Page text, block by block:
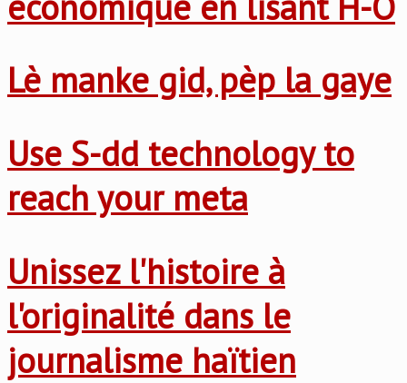
Lè manke gid, pèp la gaye
Use S-dd technology to
reach your meta
Unissez l'histoire à
l'originalité dans le
journalisme haïtien